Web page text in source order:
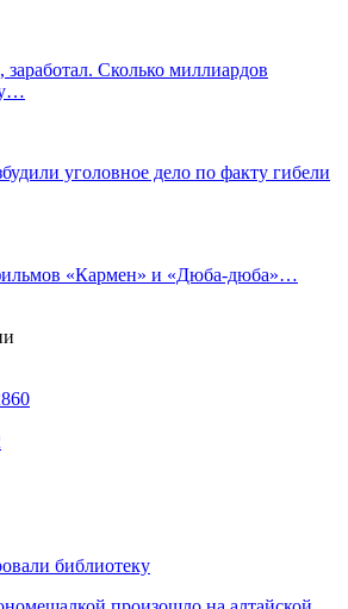
Сколько миллиардов
уголовное дело по факту гибели
«Кармен» и «Дюба-дюба»…
библиотеку